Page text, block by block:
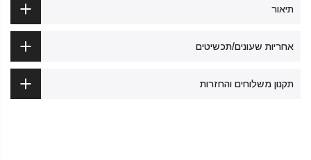
תיאור
אחריות שעונים/תכשיטים
תקנון משלוחים והחזרות